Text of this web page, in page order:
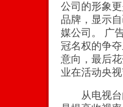
公司的形象
品牌，显示
媒公司。 广
冠名权的争
意向，最后
业在活动央
从电视台